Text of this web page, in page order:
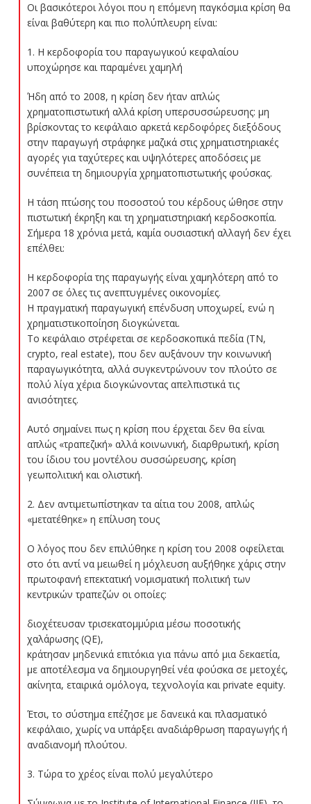
Οι βασικότεροι λόγοι που η επόμενη παγκόσμια κρίση θα
είναι βαθύτερη και πιο πολύπλευρη είναι:
1️. Η κερδοφορία του παραγωγικού κεφαλαίου
υποχώρησε και παραμένει χαμηλή
Ήδη από το 2008, η κρίση δεν ήταν απλώς
χρηματοπιστωτική αλλά κρίση υπερσυσσώρευσης: μη
βρίσκοντας το κεφάλαιο αρκετά κερδοφόρες διεξόδους
στην παραγωγή στράφηκε μαζικά στις χρηματιστηριακές
αγορές για ταχύτερες και υψηλότερες αποδόσεις με
συνέπεια τη δημιουργία χρηματοπιστωτικής φούσκας.
Η τάση πτώσης του ποσοστού του κέρδους ώθησε στην
πιστωτική έκρηξη και τη χρηματιστηριακή κερδοσκοπία.
Σήμερα 18 χρόνια μετά, καμία ουσιαστική αλλαγή δεν έχει
επέλθει:
Η κερδοφορία της παραγωγής είναι χαμηλότερη από το
2007 σε όλες τις ανεπτυγμένες οικονομίες.
Η πραγματική παραγωγική επένδυση υποχωρεί, ενώ η
χρηματιστικοποίηση διογκώνεται.
Το κεφάλαιο στρέφεται σε κερδοσκοπικά πεδία (ΤΝ,
crypto, real estate), που δεν αυξάνουν την κοινωνική
παραγωγικότητα, αλλά συγκεντρώνουν τον πλούτο σε
πολύ λίγα χέρια διογκώνοντας απελπιστικά τις
ανισότητες.
Αυτό σημαίνει πως η κρίση που έρχεται δεν θα είναι
απλώς «τραπεζική» αλλά κοινωνική, διαρθρωτική, κρίση
του ίδιου του μοντέλου συσσώρευσης, κρίση
γεωπολιτική και ολιστική.
2. Δεν αντιμετωπίστηκαν τα αίτια του 2008, απλώς
«μετατέθηκε» η επίλυση τους
Ο λόγος που δεν επιλύθηκε η κρίση του 2008 οφείλεται
στο ότι αντί να μειωθεί η μόχλευση αυξήθηκε χάρις στην
πρωτοφανή επεκτατική νομισματική πολιτική των
κεντρικών τραπεζών οι οποίες:
διοχέτευσαν τρισεκατομμύρια μέσω ποσοτικής
χαλάρωσης (QE),
κράτησαν μηδενικά επιτόκια για πάνω από μια δεκαετία,
με αποτέλεσμα να δημιουργηθεί νέα φούσκα σε μετοχές,
ακίνητα, εταιρικά ομόλογα, τεχνολογία και private equity.
Έτσι, το σύστημα επέζησε με δανεικά και πλασματικό
κεφάλαιο, χωρίς να υπάρξει αναδιάρθρωση παραγωγής ή
αναδιανομή πλούτου.
3. Τώρα το χρέος είναι πολύ μεγαλύτερο